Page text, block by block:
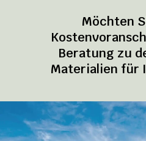
Möchten
Beratung zu
Materialien für